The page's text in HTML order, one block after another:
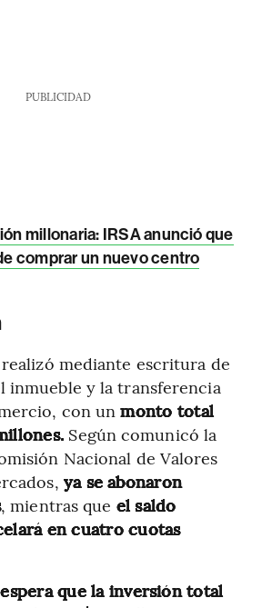
PUBLICIDAD
millonaria: IRSA anunció que
comprar un nuevo centro
mediante escritura de
inmueble y la transferencia
con unmonto total
Según comunicó la
Nacional de Valores
ya se abonaron
, mientras que el saldo
en cuatro cuotas
que la inversión total